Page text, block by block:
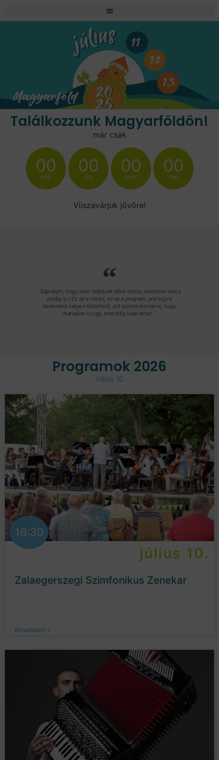
Találkozzunk Magyarföldön!
már csak
00
nap
00
óra
00
perc
00
mp
Viiszavárjuk jövőre!
"Sajnálom, hogy nem találtunk rátok előbb, mentünk volna
eddig is :) Ez az a méret, ez az a program, ami egyre
kevesebb helyen fellelhető, azt szeretném kérni, hogy
maradjon ez így, ameddig csak lehet. "
Programok 2026
Július 10.
16:30
július 10.
Zalaegerszegi Szimfonikus Zenekar
Bővebben »